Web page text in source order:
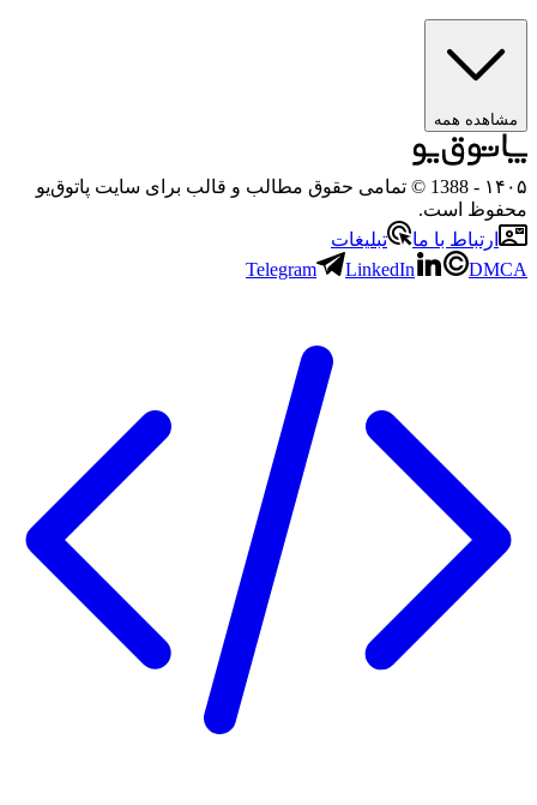
مشاهده همه
۱۴۰۵
- 1388 © تمامی حقوق مطالب و قالب برای سایت پاتوق‌یو
محفوظ است.
ارتباط با ما
تبلیغات
Telegram
LinkedIn DMCA